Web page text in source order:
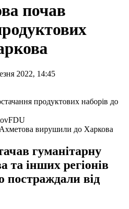
почав
2022, 14:45
вирушили до Харкова
гуманітарну
та інших регіонів
постраждали від